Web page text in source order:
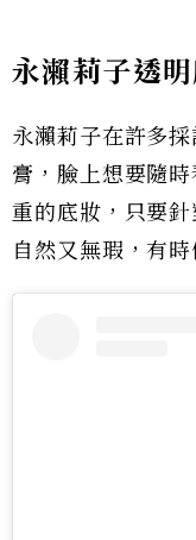
永瀨莉子透
永瀨莉子在許多
膏，臉上想要隨
重的底妝，只要
自然又無瑕，有